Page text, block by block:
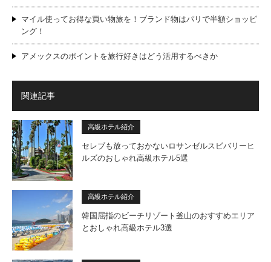
マイル使ってお得な買い物旅を！ブランド物はパリで半額ショッピ
ング！
アメックスのポイントを旅行好きはどう活用するべきか
関連記事
高級ホテル紹介
セレブも放っておかないロサンゼルスビバリーヒ
ルズのおしゃれ高級ホテル5選
高級ホテル紹介
韓国屈指のビーチリゾート釜山のおすすめエリア
とおしゃれ高級ホテル3選